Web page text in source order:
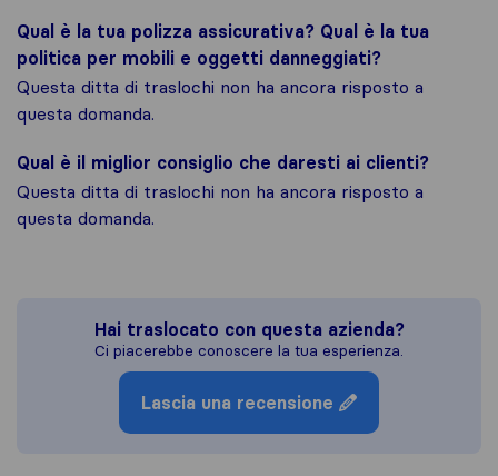
Qual è la tua polizza assicurativa? Qual è la tua
politica per mobili e oggetti danneggiati?
Questa ditta di traslochi non ha ancora risposto a
questa domanda.
Qual è il miglior consiglio che daresti ai clienti?
Questa ditta di traslochi non ha ancora risposto a
questa domanda.
Hai traslocato con questa azienda?
Ci piacerebbe conoscere la tua esperienza.
Lascia una recensione